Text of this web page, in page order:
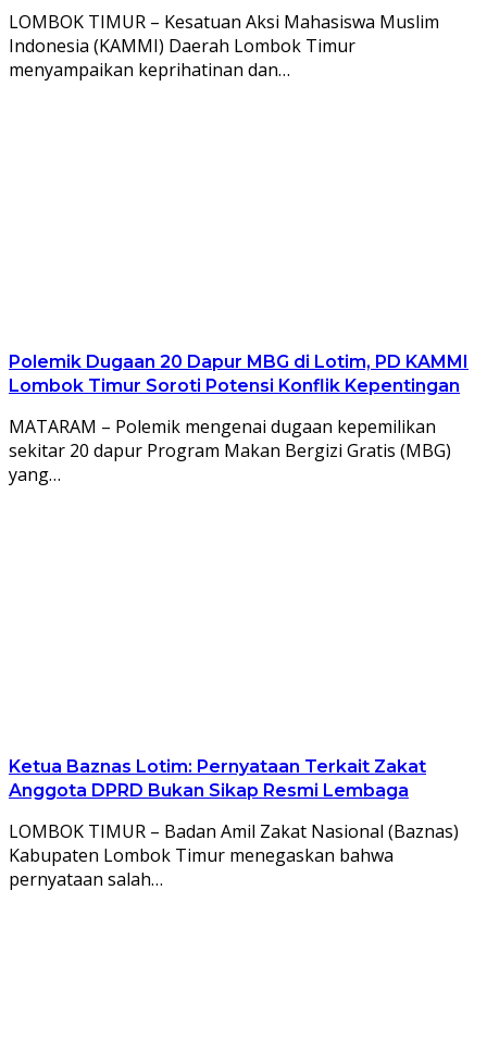
LOMBOK TIMUR – Kesatuan Aksi Mahasiswa Muslim
Indonesia (KAMMI) Daerah Lombok Timur
menyampaikan keprihatinan dan…
Polemik Dugaan 20 Dapur MBG di Lotim, PD KAMMI
Lombok Timur Soroti Potensi Konflik Kepentingan
MATARAM – Polemik mengenai dugaan kepemilikan
sekitar 20 dapur Program Makan Bergizi Gratis (MBG)
yang…
Ketua Baznas Lotim: Pernyataan Terkait Zakat
Anggota DPRD Bukan Sikap Resmi Lembaga
LOMBOK TIMUR – Badan Amil Zakat Nasional (Baznas)
Kabupaten Lombok Timur menegaskan bahwa
pernyataan salah…